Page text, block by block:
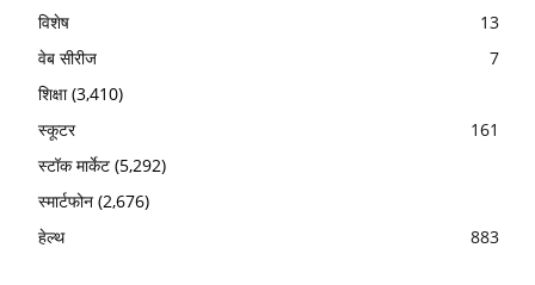
विशेष
13
वेब सीरीज
7
शिक्षा(3,410)
स्कूटर
161
स्टॉक मार्केट (5,292)
स्मार्टफोन (2,676)
हेल्थ
883